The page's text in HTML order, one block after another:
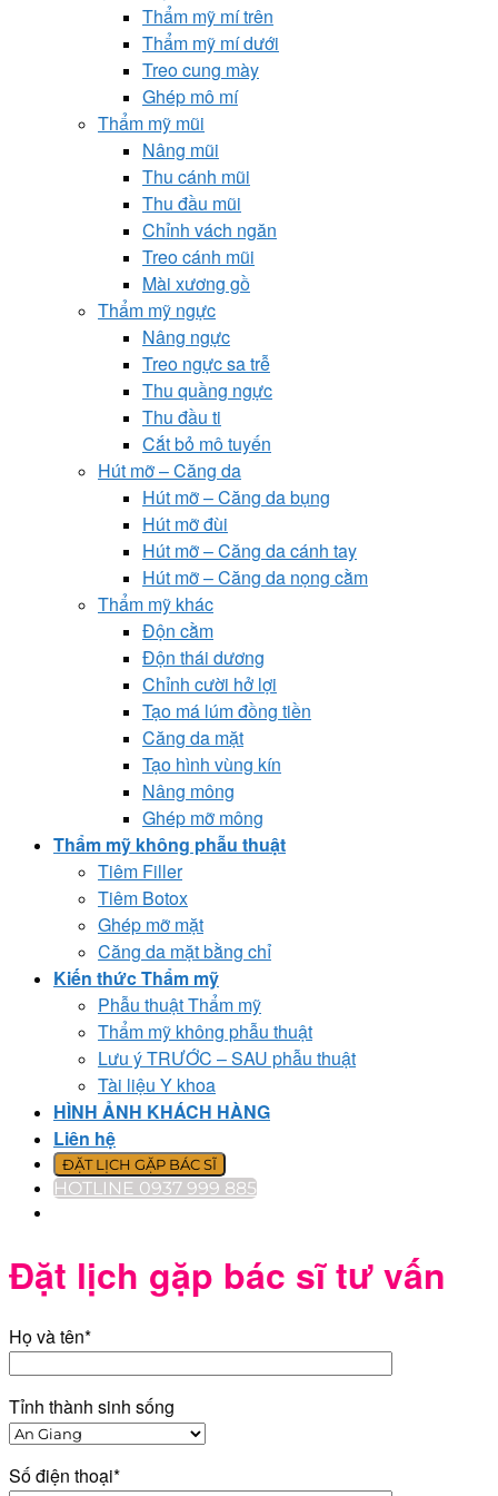
Thẩm mỹ mí trên
Thẩm mỹ mí dưới
Treo cung mày
Ghép mô mí
Thẩm mỹ mũi
Nâng mũi
Thu cánh mũi
Thu đầu mũi
Chỉnh vách ngăn
Treo cánh mũi
Mài xương gồ
Thẩm mỹ ngực
Nâng ngực
Treo ngực sa trễ
Thu quầng ngực
Thu đầu ti
Cắt bỏ mô tuyến
Hút mỡ – Căng da
Hút mỡ – Căng da bụng
Hút mỡ đùi
Hút mỡ – Căng da cánh tay
Hút mỡ – Căng da nọng cằm
Thẩm mỹ khác
Độn cằm
Độn thái dương
Chỉnh cười hở lợi
Tạo má lúm đồng tiền
Căng da mặt
Tạo hình vùng kín
Nâng mông
Ghép mỡ mông
Thẩm mỹ không phẫu thuật
Tiêm Filler
Tiêm Botox
Ghép mỡ mặt
Căng da mặt bằng chỉ
Kiến thức Thẩm mỹ
Phẫu thuật Thẩm mỹ
Thẩm mỹ không phẫu thuật
Lưu ý TRƯỚC – SAU phẫu thuật
Tài liệu Y khoa
HÌNH ẢNH KHÁCH HÀNG
Liên hệ
ĐẶT LỊCH GẶP BÁC SĨ
HOTLINE 0937 999 885
Đặt lịch gặp bác sĩ tư vấn
Họ và tên*
Tỉnh thành sinh sống
Số điện thoại*